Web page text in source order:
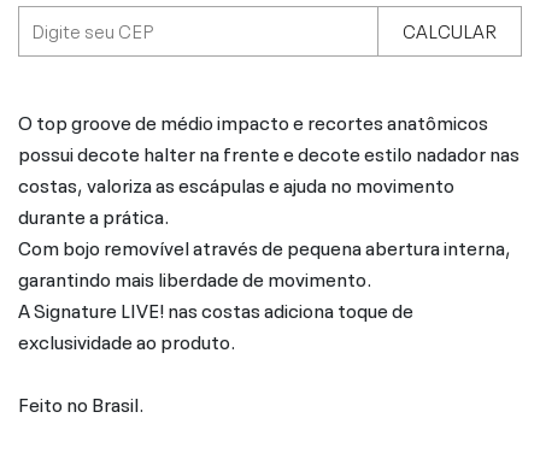
CALCULAR
O top groove de médio impacto e recortes anatômicos
possui decote halter na frente e decote estilo nadador nas
costas, valoriza as escápulas e ajuda no movimento
durante a prática.
Com bojo removível através de pequena abertura interna,
garantindo mais liberdade de movimento.
A Signature LIVE! nas costas adiciona toque de
exclusividade ao produto.
Feito no Brasil.